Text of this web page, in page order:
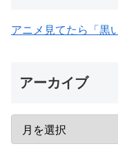
アニメ見てたら「黒
アーカイブ